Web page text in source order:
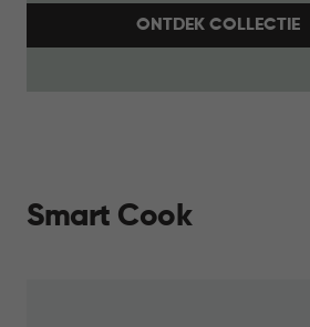
ONTDEK COLLECTIE
Smart Cook